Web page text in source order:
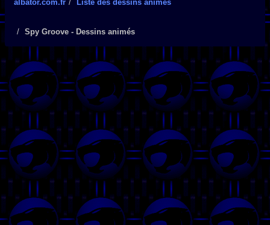
albator.com.fr Liste des dessins animés
Spy Groove - Dessins animés